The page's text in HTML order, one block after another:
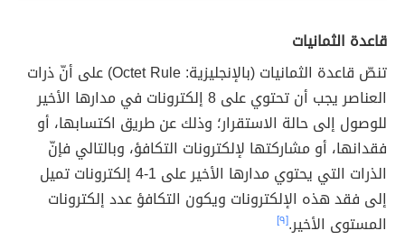
قاعدة الثمانيات
تنصّ قاعدة الثمانيات (بالإنجليزية: Octet Rule) على أنّ ذرات
العناصر يجب أن تحتوي على 8 إلكترونات في مدارها الأخير
للوصول إلى حالة الاستقرار؛ وذلك عن طريق اكتسابها، أو
فقدانها، أو مشاركتها لإلكترونات التكافؤ، وبالتالي فإنّ
الذرات التي يحتوي مدارها الأخير على 1-4 إلكترونات تميل
إلى فقد هذه الإلكترونات ويكون التكافؤ عدد إلكترونات
المستوى الأخير.[٩]